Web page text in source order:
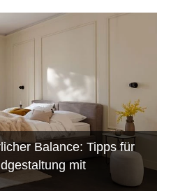
Balance: Tipps für
mit